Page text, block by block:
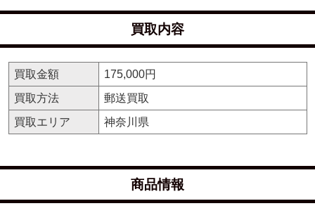
買取内容
買取金額
175,000円
買取方法
郵送買取
買取エリア
神奈川県
商品情報